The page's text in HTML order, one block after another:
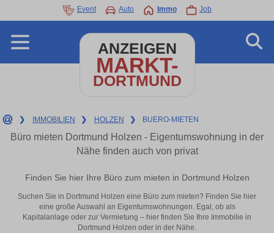
Event Auto Immo Job
ANZEIGEN
MARKT-
DORTMUND
❯ IMMOBILIEN ❯ HOLZEN ❯ BUERO-MIETEN
Büro mieten Dortmund Holzen - Eigentumswohnung in der
Nähe finden auch von privat
Finden Sie hier Ihre Büro zum mieten in Dortmund Holzen
Suchen Sie in Dortmund Holzen eine Büro zum mieten? Finden Sie hier
eine große Auswahl an Eigentumswohnungen. Egal, ob als
Kapitalanlage oder zur Vermietung – hier finden Sie Ihre Immobilie in
Dortmund Holzen oder in der Nähe.